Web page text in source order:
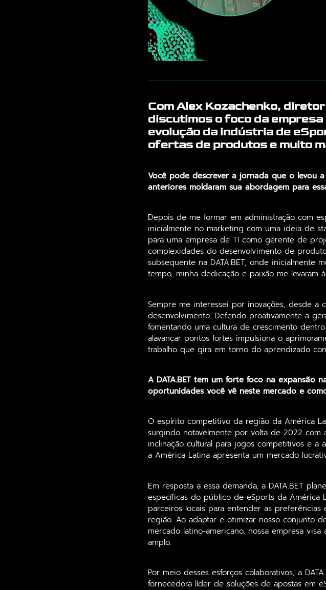
Com Alex Kozachenko,
discutimos o foco da
evolução da indústria de
ofertas de produtos e muito
Você pode descrever a jornada que o levou
anteriores moldaram sua abordagem para
Depois de me formar em administração com
inicialmente no marketing com uma ideia de
para uma empresa de TI como gerente de
complexidades do desenvolvimento de
subsequente na DATA.BET, onde
tempo, minha dedicação e paixão me levaram
Sempre me interessei por inovações, desde a
desenvolvimento. Defendo proativamente a
fomentando uma cultura de crescimento
alavancar pontos fortes impulsiona o
trabalho que gira em torno do aprendizado
A DATA.BET tem um forte foco na expansão
oportunidades você vê neste mercado e
O espírito competitivo da região da América
surgindo notavelmente por volta de 2022 com
inclinação cultural para jogos competitivos e a
a América Latina apresenta um mercado
Em resposta a essa demanda, a DATA.BET
específicas do público de eSports da América
parceiros locais para entender as
região. Ao adaptar e otimizar nosso conjunto
mercado latino-americano, nossa empresa
amplo.
Por meio desses esforços colaborativos, a
fornecedora líder de soluções de apostas em